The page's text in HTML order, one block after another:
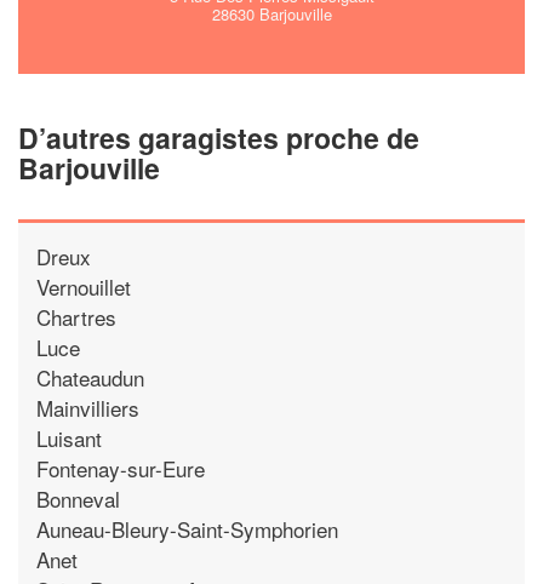
28630 Barjouville
D’autres garagistes proche de
Barjouville
Dreux
Vernouillet
Chartres
Luce
Chateaudun
Mainvilliers
Luisant
Fontenay-sur-Eure
Bonneval
Auneau-Bleury-Saint-Symphorien
Anet